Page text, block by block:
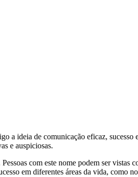
a ideia de comunicação eficaz,
e auspiciosas.
com este nome podem ser vistas
em diferentes áreas da vida, como